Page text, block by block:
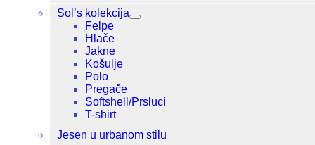
Sol’s kolekcija
Felpe
Hlače
Jakne
Košulje
Polo
Pregače
Softshell/Prsluci
T-shirt
Jesen u urbanom stilu